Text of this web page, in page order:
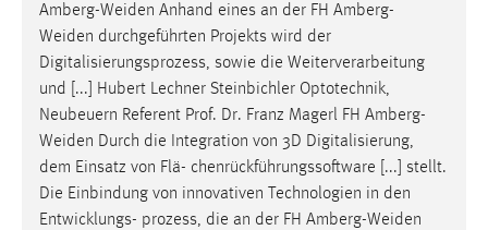
Amberg-Weiden Anhand eines an der FH Amberg-
Weiden durchgeführten Projekts wird der
Digitalisierungsprozess, sowie die Weiterverarbeitung
und [...] Hubert Lechner Steinbichler Optotechnik,
Neubeuern Referent Prof. Dr. Franz Magerl FH Amberg-
Weiden Durch die Integration von 3D Digitalisierung,
dem Einsatz von Flä- chenrückführungssoftware [...] stellt.
Die Einbindung von innovativen Technologien in den
Entwicklungs- prozess, die an der FH Amberg-Weiden